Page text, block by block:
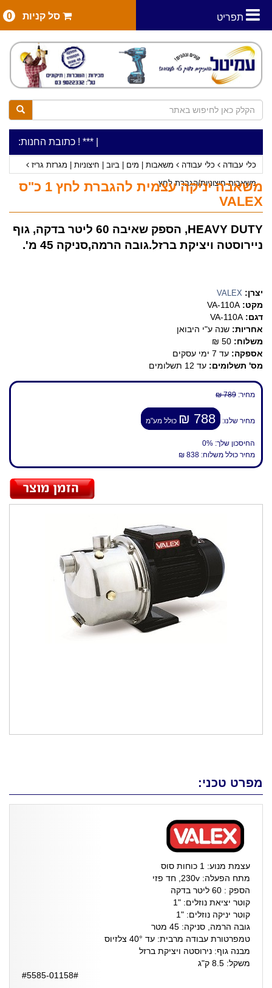
תפריט סל קניות 0
***כתובת החנות: רח' המלאכה 2, ביתן 8 (כניסה מרח' עמל 5) ***כלי עבודה להשכרה בתעריף יומי משתלם ! ***
כלי עבודה כלי עבודה
משאבות | מים | ביוב | חיצוניות | מגרזת גריז
משאבות חיצוניות/הגברת לחץ
משאבה יניקה עצמית להגברת לחץ 1 כ"ס
VALEX
HEAVY DUTY, הספק שאיבה 60 ליטר בדקה, גוף
ניירוסטה ויציקת ברזל.גובה הרמה,סניקה 45 מ'.
יצרן: VALEX
מקט: VA-110A
דגם: VA-110A
אחריות: שנה ע"י היבואן
משלוח: 50 ₪
אספקה: עד 7 ימי עסקים
מס' תשלומים: עד 12 תשלומים
מחיר: 789 ₪
מחיר שלנו: 788 ₪ כולל מע"מ
החיסכון שלך: 0%
מחיר כולל משלוח: 838 ₪
מפרט טכני:
עצמת מנוע: 1 כוחות סוס
מתח הפעלה: 230v, חד פזי
הספק : 60 ליטר בדקה
קוטר יציאת נוזלים: "1
קוטר יניקה נוזלים: "1
גובה הרמה, סניקה: 45 מטר
טמפרטורת עבודה מרבית: עד 40° צלזיוס
מבנה גוף: נירוסטה ויציקת ברזל
משקל: 8.5 ק"ג
#5585-01158#